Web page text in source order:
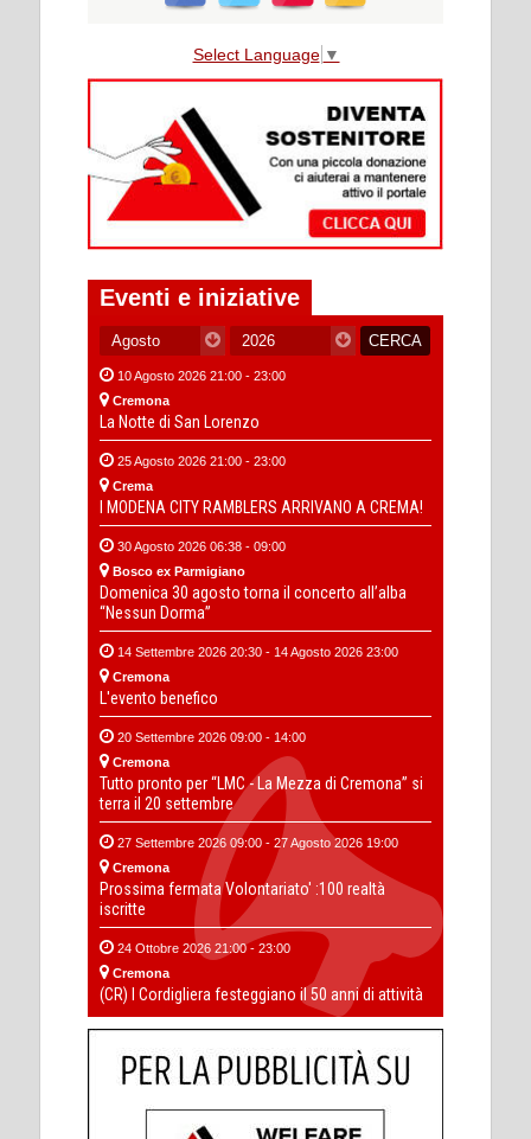
Select Language ▼
Eventi e iniziative
10 Agosto 2026 21:00 - 23:00
Cremona
La Notte di San Lorenzo
25 Agosto 2026 21:00 - 23:00
Crema
I MODENA CITY RAMBLERS ARRIVANO A CREMA!
30 Agosto 2026 06:38 - 09:00
Bosco ex Parmigiano
Domenica 30 agosto torna il concerto all’alba
“Nessun Dorma”
14 Settembre 2026 20:30 - 14 Agosto 2026 23:00
Cremona
L'evento benefico
20 Settembre 2026 09:00 - 14:00
Cremona
Tutto pronto per “LMC - La Mezza di Cremona” si
terra il 20 settembre
27 Settembre 2026 09:00 - 27 Agosto 2026 19:00
Cremona
Prossima fermata Volontariato' :100 realtà
iscritte
24 Ottobre 2026 21:00 - 23:00
Cremona
(CR) I Cordigliera festeggiano il 50 anni di attività